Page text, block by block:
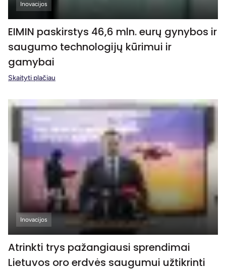
Inovacijos
EIMIN paskirstys 46,6 mln. eurų gynybos ir
saugumo technologijų kūrimui ir
gamybai
Skaityti plačiau
Inovacijos
Atrinkti trys pažangiausi sprendimai
Lietuvos oro erdvės saugumui užtikrinti